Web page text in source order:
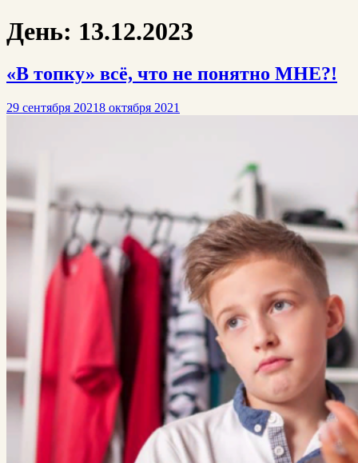
День: 13.12.2023
«В топку» всё, что не понятно МНЕ?!
29 сентября 20218 октября 2021